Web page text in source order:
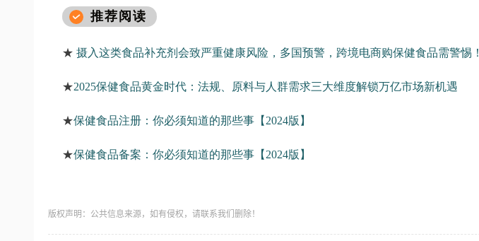
推荐阅读
★ 摄入这类食品补充剂会致严重健康风险，多国预警，跨境电商购保健食品需警惕！
★2025保健食品黄金时代：法规、原料与人群需求三大维度解锁万亿市场新机遇
★保健食品注册：你必须知道的那些事【2024版】
★保健食品备案：你必须知道的那些事【2024版】
版权声明：公共信息来源，如有侵权，请联系我们删除！